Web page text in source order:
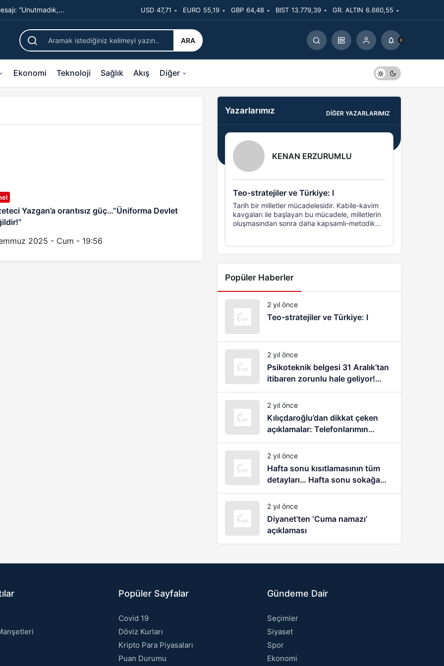
“Unutmadık, USD 47,71 EURO 55,19 GBP 64,48 BIST 13.779,39 GR. ALTIN 6.660,55
ARA 0
Ekonomi Teknoloji Sağlık Akış Diğer
Yazgan’a orantısız güç…”Üniforma Devlet
2025 - Cum - 19:56
Yazarlarımız
KENAN ERZURUMLU
Teo-stratejiler ve Türkiye: I
Tarih bir milletler mücadelesidir. Kabile-kavim
kavgaları ile başlayan bu mücadele, milletlerin
oluşmasından sonra daha kapsamlı-metodik
DIĞER YAZARLARIMIZ
Popüler Haberler
2 yıl önce
Teo-stratejiler ve Türkiye: I
2 yıl önce
Psikoteknik belgesi 31 Aralık’tan
itibaren zorunlu hale geliyor!
1083 lira cezası var
2 yıl önce
Kılıçdaroğlu’dan dikkat çeken
açıklamalar: Telefonlarımın
dinlendiğini, takip edildiğimi
biliyorum
2 yıl önce
Hafta sonu kısıtlamasının tüm
detayları… Hafta sonu sokağa
çıkma yasağı nasıl olacak?
2 yıl önce
Diyanet’ten ‘Cuma namazı’
açıklaması
Popüler Sayfalar
Covid 19
Döviz Kurları
Kripto Para Piyasaları
Puan Durumu
Gündeme Dair
Seçimler
Siyaset
Spor
Ekonomi